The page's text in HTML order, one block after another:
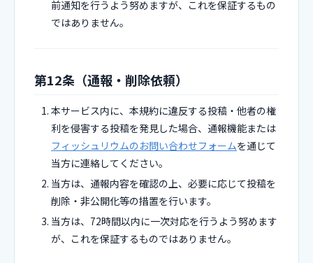
前通知を行うよう努めますが、これを保証するもの
ではありません。
第12条（通報・削除依頼）
本サービス内に、本規約に違反する投稿・他者の権
利を侵害する投稿を発見した場合、通報機能または
フィッシュリウムのお問い合わせフォームを通じて
当方に連絡してください。
当方は、通報内容を確認の上、必要に応じて投稿を
削除・非公開化等の措置を行います。
当方は、72時間以内に一次対応を行うよう努めます
が、これを保証するものではありません。